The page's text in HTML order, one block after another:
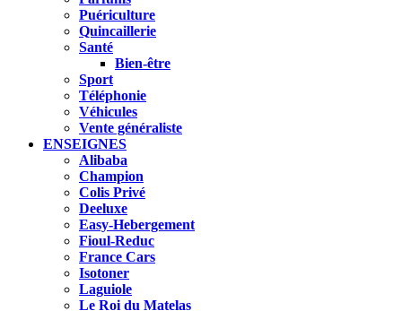
Puériculture
Quincaillerie
Santé
Bien-être
Sport
Téléphonie
Véhicules
Vente généraliste
ENSEIGNES
Alibaba
Champion
Colis Privé
Deeluxe
Easy-Hebergement
Fioul-Reduc
France Cars
Isotoner
Laguiole
Le Roi du Matelas